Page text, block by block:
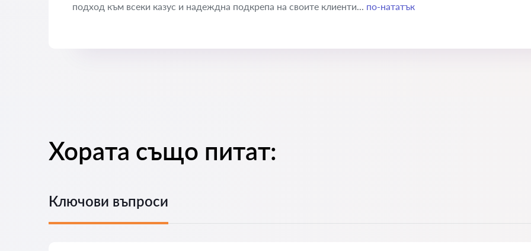
подход към всеки казус и надеждна подкрепа на своите клиенти... по-нататък
Хората също питат:
Ключови въпроси